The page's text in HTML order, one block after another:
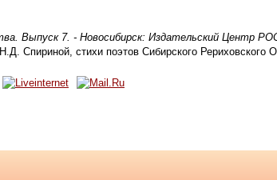
Выпуск 7. - Новосибирск: Издательский Центр
Спириной, стихи поэтов Сибирского Рериховского